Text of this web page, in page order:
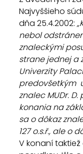
Najvyššieho
dňa 25.4.2002:
nebol
znaleckými
strane jednej a
Univerzity
predovšetkým
znalec MUDr.
konania na
sa o dôkaz
127 o.s.ř., ale o
V konaní